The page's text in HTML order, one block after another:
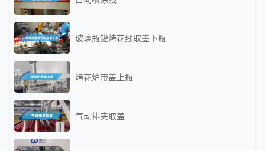
玻璃瓶罐烤花线取盖下瓶
烤花炉带盖上瓶
气动排夹取盖